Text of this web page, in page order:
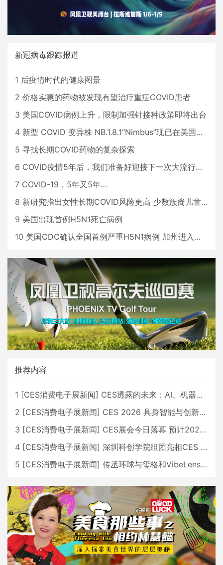
新冠病毒跟踪报道
1 后疫情时代的健康图景
2 价格实惠的药物被发现有望治疗重症COVID患者
3 美国COVID病例上升，限制加强针接种政策即将出台
4 新型 COVID 变异株 NB.1.8.1“Nimbus”现已在美国占据主导地位
5 寻找长期COVID药物的复杂探索
6 COVID疫情5年后，我们准备好迎接下一次大流行了吗？
7 COVID-19，5年又5年…
8 新研究指出女性长期COVID风险更高 少数族裔儿童存在差异
9 美国出现首例H5N1死亡病例
10 美国CDC确认全国首例严重H5N1病例 加州进入紧急状态
推荐内容
1 [CES消费电子展新闻] CES透露的未来：AI、机器人与智能生活大爆发
2 [CES消费电子展新闻] CES 2026 具身智能与创新领域 中国公司大放异彩
3 [CES消费电子展新闻] CES展会今日落幕 预计2026行业收入将超五千亿美元
4 [CES消费电子展新闻] 深圳科创学院组团亮相CES 广受好评
5 [CES消费电子展新闻] 传丞环球与玺格和VibeLens共同推出全新耳机